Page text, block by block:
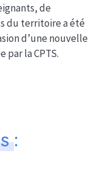
de
du territoire a été
d’une nouvelle
par la CPTS.
: